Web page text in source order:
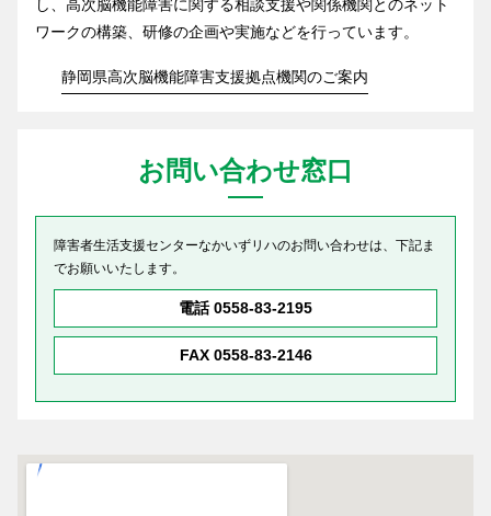
し、高次脳機能障害に関する相談支援や関係機関とのネット
ワークの構築、研修の企画や実施などを行っています。
静岡県高次脳機能障害支援拠点機関のご案内
お問い合わせ窓口
障害者生活支援センターなかいずリハのお問い合わせは、下記ま
でお願いいたします。
電話0558-83-2195
FAX 0558-83-2146